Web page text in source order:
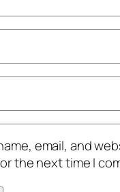
email, and
the next time I